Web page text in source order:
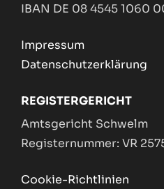
IBAN DE 08 4545 1060
Impressum
Datenschutzerklärung
REGISTERGERICHT
Amtsgericht Schwelm
Registernummer: VR
Cookie-Richtlinien